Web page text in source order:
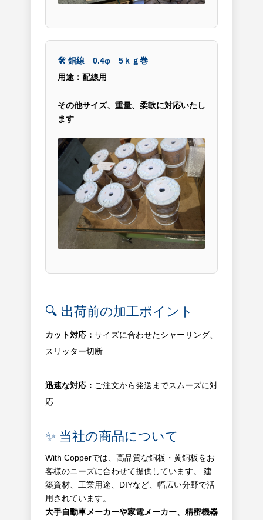
🛠 銅線 0.4φ 5ｋｇ巻
用途：配線用
その他サイズ、重量、柔軟に対応いたし
ます
🔍 出荷前の加工ポイント
カット対応： サイズに合わせたシャーリング、
スリッター切断
迅速な対応： ご注文から発送までスムーズに対
応
✨ 当社の商品について
With Copperでは、高品質な銅板・黄銅板をお
客様のニーズに合わせて提供しています。 建
築資材、工業用途、DIYなど、幅広い分野で活
用されています。
大手自動車メーカーや家電メーカー、精密機器